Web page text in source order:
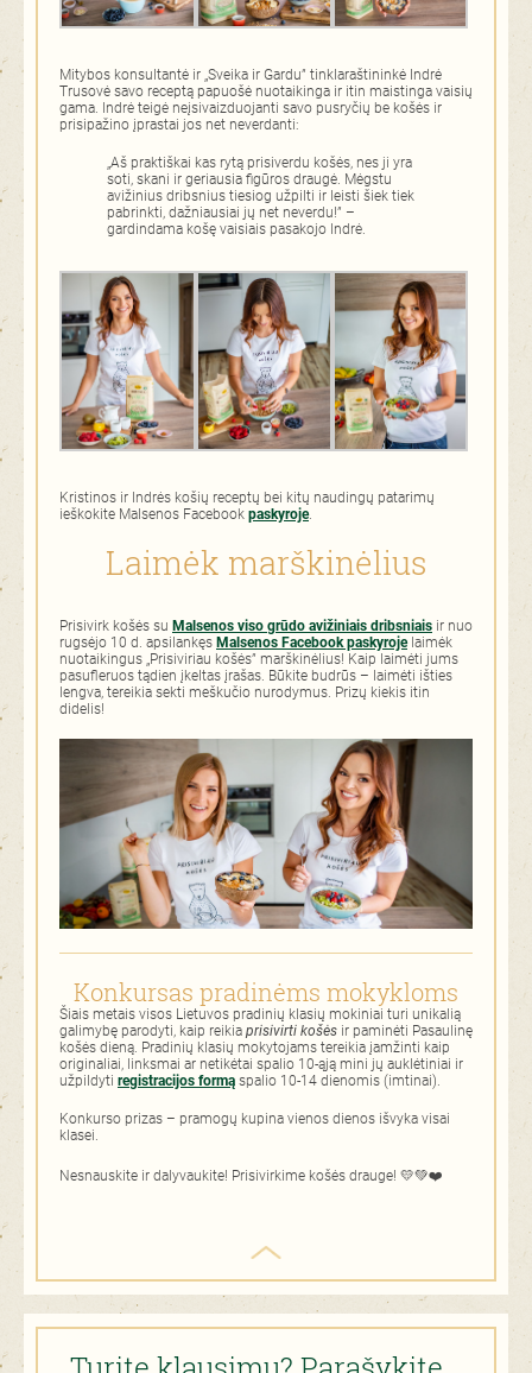
Mitybos konsultantė ir „Sveika ir Gardu” tinklaraštininkė Indrė
Trusovė savo receptą papuošė nuotaikinga ir itin maistinga vaisių
gama. Indrė teigė neįsivaizduojanti savo pusryčių be košės ir
prisipažino įprastai jos net neverdanti:
„Aš praktiškai kas rytą prisiverdu košės, nes ji yra
soti, skani ir geriausia figūros draugė. Mėgstu
avižinius dribsnius tiesiog užpilti ir leisti šiek tiek
pabrinkti, dažniausiai jų net neverdu!” –
gardindama košę vaisiais pasakojo Indrė.
Kristinos ir Indrės košių receptų bei kitų naudingų patarimų
ieškokite Malsenos Facebook paskyroje.
Laimėk marškinėlius
Prisivirk košės su Malsenos viso grūdo avižiniais dribsniais ir nuo
rugsėjo 10 d. apsilankęs Malsenos Facebook paskyrojelaimėk
nuotaikingus „Prisiviriau košės” marškinėlius! Kaip laimėti jums
pasufleruos tądien įkeltas įrašas. Būkite budrūs – laimėti išties
lengva, tereikia sekti meškučio nurodymus. Prizų kiekis itin
didelis!
Konkursas pradinėms mokykloms
Šiais metais visos Lietuvos pradinių klasių mokiniai turi unikalią
galimybę parodyti, kaip reikia prisivirti košės ir paminėti Pasaulinę
košės dieną. Pradinių klasių mokytojams tereikia įamžinti kaip
originaliai, linksmai ar netikėtai spalio 10-ąją mini jų auklėtiniai ir
užpildyti registracijos formą spalio 10-14 dienomis (imtinai).
Konkurso prizas – pramogų kupina vienos dienos išvyka visai
klasei.
Nesnauskite ir dalyvaukite! Prisivirkime košės drauge! 💛💚❤️